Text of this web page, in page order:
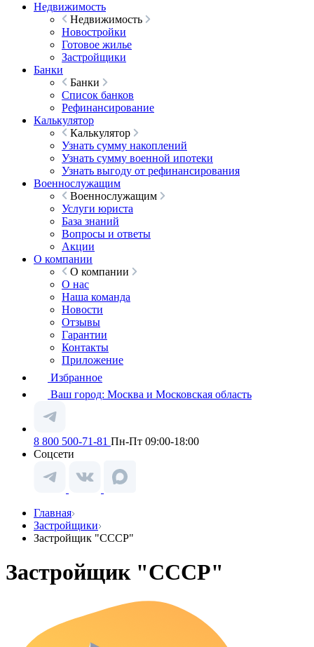
Недвижимость
Недвижимость
Новостройки
Готовое жилье
Застройщики
Банки
Банки
Список банков
Рефинансирование
Калькулятор
Калькулятор
Узнать сумму накоплений
Узнать сумму военной ипотеки
Узнать выгоду от рефинансирования
Военнослужащим
Военнослужащим
Услуги юриста
База знаний
Вопросы и ответы
Акции
О компании
О компании
О нас
Наша команда
Новости
Отзывы
Гарантии
Контакты
Приложение
Избранное
Ваш город: Москва и Московская область
8 800 500-71-81 Пн-Пт 09:00-18:00
Соцсети
Главная
Застройщики
Застройщик "СССР"
Застройщик "СССР"